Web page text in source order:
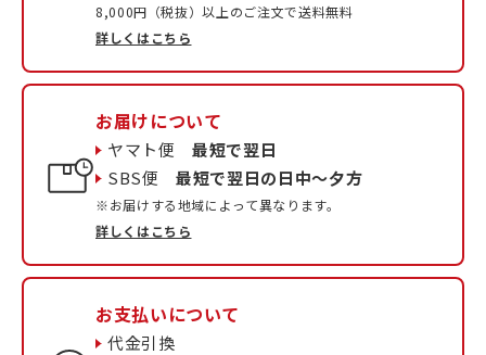
8,000円（税抜）以上のご注文で送料無料
詳しくはこちら
お届けについて
ヤマト便最短で翌日
SBS便最短で翌日の日中〜夕方
※お届けする地域によって異なります。
詳しくはこちら
お支払いについて
代金引換